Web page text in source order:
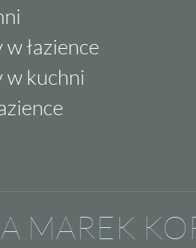
łazience
w kuchni
MAREK